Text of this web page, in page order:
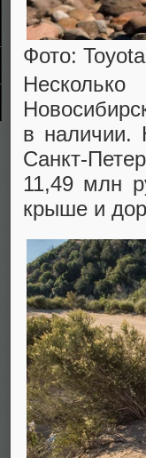
Фото: Toyota
в наличии.
Санкт-
11,49 млн
крыше и